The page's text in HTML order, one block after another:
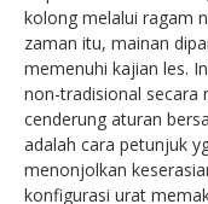
kolong melalui ragam
zaman itu, mainan
memenuhi kajian les.
non-tradisional secara
cenderung aturan
adalah cara petunjuk
menonjolkan
konfigurasi urat